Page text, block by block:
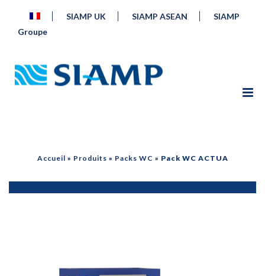
SIAMP UK SIAMP ASEAN
SIAMP
Groupe
Accueil » Produits » Packs WC » Pack WC ACTUA